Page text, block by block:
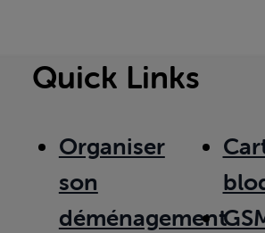
Quick Links
Organiser
son
déménagement